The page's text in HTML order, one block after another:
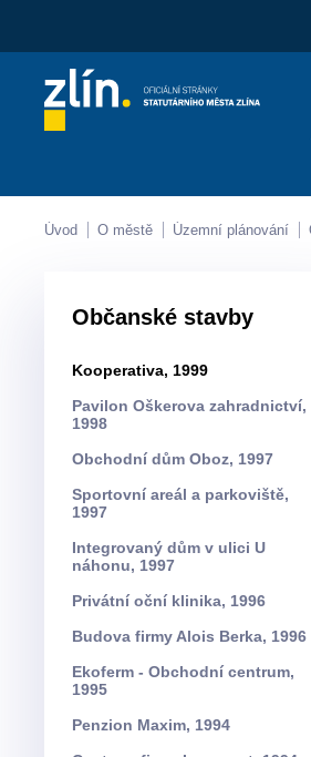
Kontakty
Úvod O městě Územní plánování
Občanské stavby
Kooperativa, 1999
Pavilon Oškerova zahradnictví,
1998
Obchodní dům Oboz, 1997
Sportovní areál a parkoviště,
1997
Integrovaný dům v ulici U
náhonu, 1997
Privátní oční klinika, 1996
Budova firmy Alois Berka, 1996
Ekoferm - Obchodní centrum,
1995
Penzion Maxim, 1994